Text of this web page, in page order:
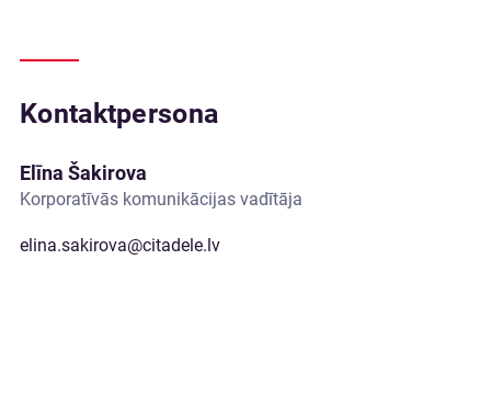
Kontaktpersona
Elīna Šakirova
Korporatīvās komunikācijas vadītāja
elina.sakirova@citadele.lv